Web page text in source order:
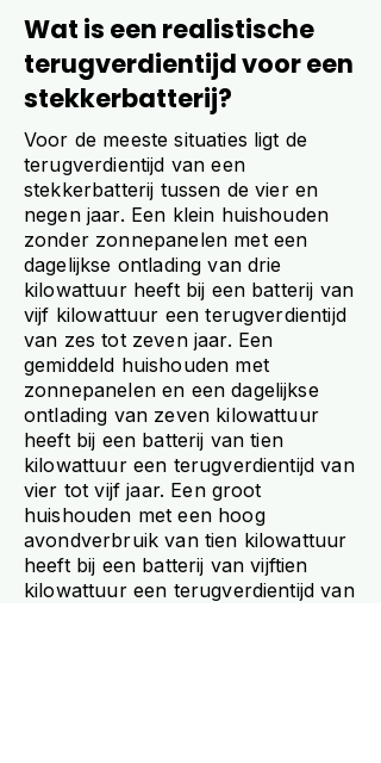
Wat is een realistische
terugverdientijd voor een
stekkerbatterij?
Voor de meeste situaties ligt de
terugverdientijd van een
stekkerbatterij tussen de vier en
negen jaar. Een klein huishouden
zonder zonnepanelen met een
dagelijkse ontlading van drie
kilowattuur heeft bij een batterij van
vijf kilowattuur een terugverdientijd
van zes tot zeven jaar. Een
gemiddeld huishouden met
zonnepanelen en een dagelijkse
ontlading van zeven kilowattuur
heeft bij een batterij van tien
kilowattuur een terugverdientijd van
vier tot vijf jaar. Een groot
huishouden met een hoog
avondverbruik van tien kilowattuur
heeft bij een batterij van vijftien
kilowattuur een terugverdientijd van